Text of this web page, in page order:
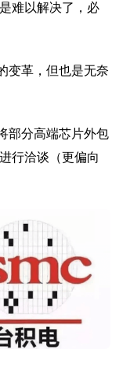
难以解决了，必
变革，但也是无奈
部分高端芯片外包
行洽谈（更偏向